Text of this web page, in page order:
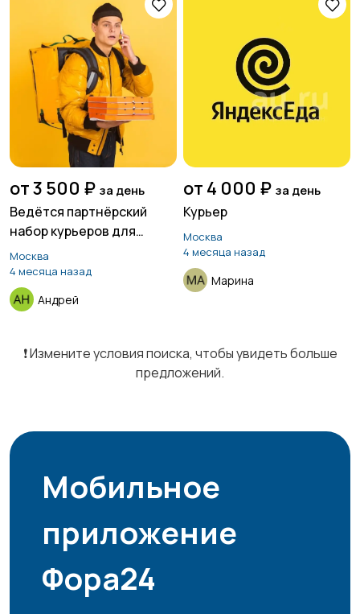
от 3 500 ₽ за день
Ведётся партнёрский
набор курьеров для
сервиса доставки еды
Москва
4 месяца назад
Андрей
от 4 000 ₽ за день
Курьер
Москва
4 месяца назад
Марина
❗️ Измените условия поиска, чтобы увидеть больше
предложений.
Мобильное
приложение
Фора24